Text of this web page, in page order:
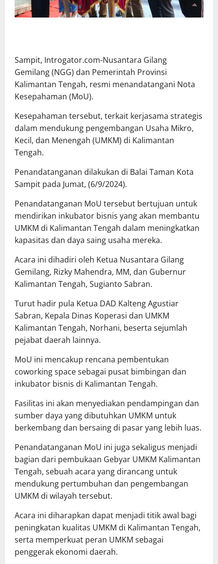
Sampit, Introgator.com-Nusantara Gilang
Gemilang (NGG) dan Pemerintah Provinsi
Kalimantan Tengah, resmi menandatangani Nota
Kesepahaman (MoU).
Kesepahaman tersebut, terkait kerjasama strategis
dalam mendukung pengembangan Usaha Mikro,
Kecil, dan Menengah (UMKM) di Kalimantan
Tengah.
Penandatanganan dilakukan di Balai Taman Kota
Sampit pada Jumat, (6/9/2024).
Penandatanganan MoU tersebut bertujuan untuk
mendirikan inkubator bisnis yang akan membantu
UMKM di Kalimantan Tengah dalam meningkatkan
kapasitas dan daya saing usaha mereka.
Acara ini dihadiri oleh Ketua Nusantara Gilang
Gemilang, Rizky Mahendra, MM, dan Gubernur
Kalimantan Tengah, Sugianto Sabran.
Turut hadir pula Ketua DAD Kalteng Agustiar
Sabran, Kepala Dinas Koperasi dan UMKM
Kalimantan Tengah, Norhani, beserta sejumlah
pejabat daerah lainnya.
MoU ini mencakup rencana pembentukan
coworking space sebagai pusat bimbingan dan
inkubator bisnis di Kalimantan Tengah.
Fasilitas ini akan menyediakan pendampingan dan
sumber daya yang dibutuhkan UMKM untuk
berkembang dan bersaing di pasar yang lebih luas.
Penandatanganan MoU ini juga sekaligus menjadi
bagian dari pembukaan Gebyar UMKM Kalimantan
Tengah, sebuah acara yang dirancang untuk
mendukung pertumbuhan dan pengembangan
UMKM di wilayah tersebut.
Acara ini diharapkan dapat menjadi titik awal bagi
peningkatan kualitas UMKM di Kalimantan Tengah,
serta memperkuat peran UMKM sebagai
penggerak ekonomi daerah.